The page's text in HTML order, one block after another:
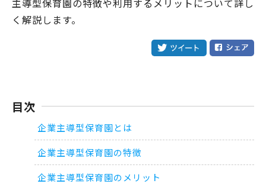
主導型保育園の特徴や利用するメリットについて詳し
く解説します。
目次
企業主導型保育園とは
企業主導型保育園の特徴
企業主導型保育園のメリット